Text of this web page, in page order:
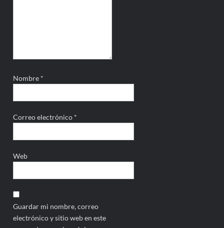
Nombre *
Correo electrónico *
Web
Guardar mi nombre, correo
electrónico y sitio web en este